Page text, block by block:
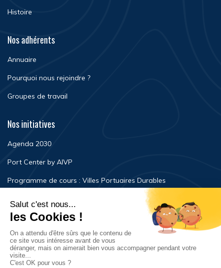
Histoire
Nos adhérents
Annuaire
Pourquoi nous rejoindre ?
Groupes de travail
Nos initiatives
Agenda 2030
Port Center by AIVP
Programme de cours : Villes Portuaires Durables
Newsroom
Événements
FAQ